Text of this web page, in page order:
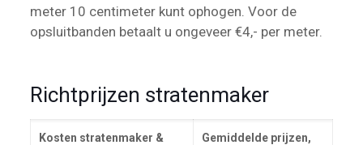
meter 10 centimeter kunt ophogen. Voor de
opsluitbanden betaalt u ongeveer €4,- per meter.
Richtprijzen stratenmaker
Kosten stratenmaker &
Gemiddelde prijzen,